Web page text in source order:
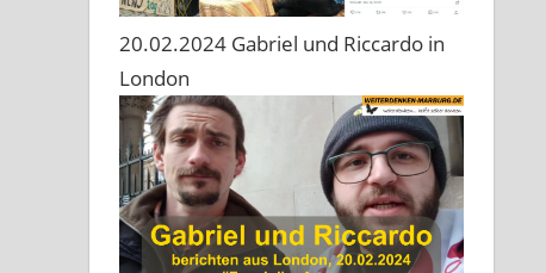
20.02.2024 Gabriel und Riccardo in
London